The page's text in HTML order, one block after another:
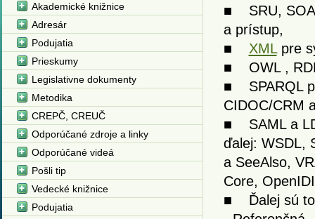
■ SRU,
a prístup,
■ XMLpre
■ OWL ,
■ SPARQL
CIDOC/CRM
■ SAML a
ďalej: WSDL,
a SeeAlso,
Core,
■ Ďalej sú
Akademické knižnice
Adresár
Podujatia
Prieskumy
Legislativne dokumenty
Metodika
CREPČ, CREUČ
Odporúčané zdroje a linky
Odporúčané videá
Pošli tip
Vedecké knižnice
Podujatia